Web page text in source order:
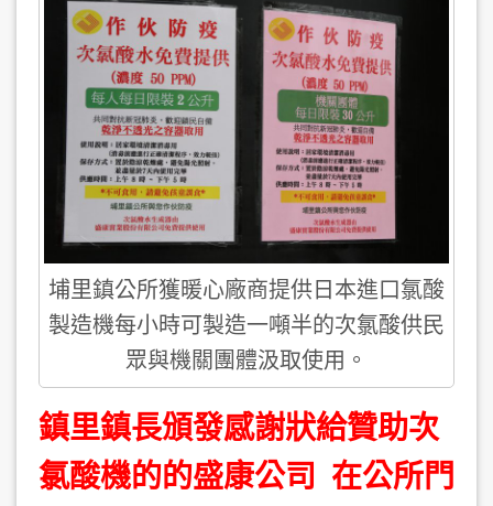
埔里鎮公所獲暖心廠商提供日本進口氯酸
製造機每小時可製造一噸半的次氯酸供民
眾與機關團體汲取使用。
鎮里鎮長頒發感謝狀給贊助次
氯酸機的的盛康公司 在公所門